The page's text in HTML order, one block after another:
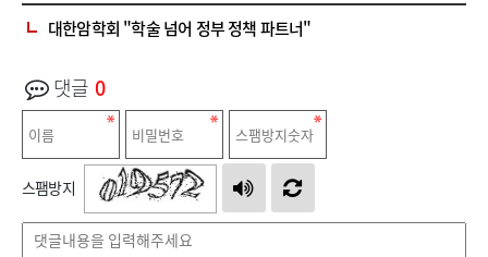
대한암학회 "학술 넘어 정부 정책 파트너"
댓글 0
스팸방지